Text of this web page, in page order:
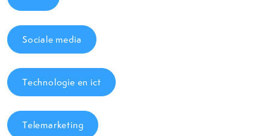
Sociale media
Technologie en ict
Telemarketing